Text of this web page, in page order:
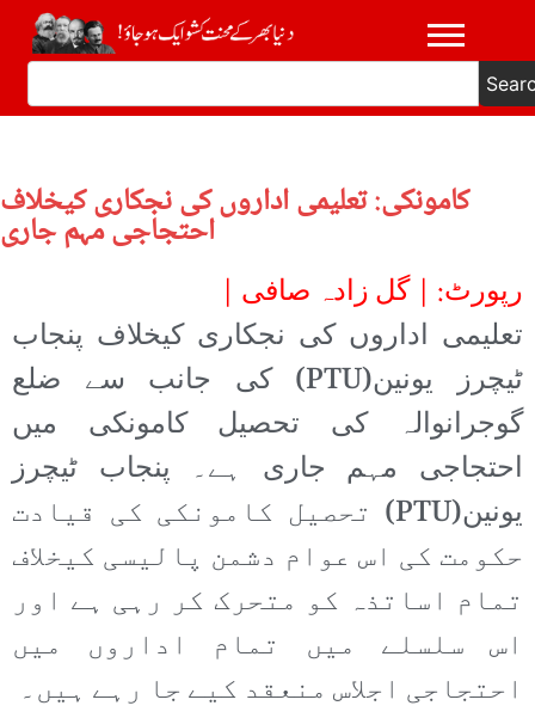
کامونکی: تعلیمی اداروں کی نجکاری کیخلاف
احتجاجی مہم جاری
رپورٹ: | گل زادہ صافی |
تعلیمی اداروں کی نجکاری کیخلاف پنجاب
ٹیچرز یونین(PTU) کی جانب سے ضلع
گوجرانوالہ کی تحصیل کامونکی میں
احتجاجی مہم جاری ہے۔ پنجاب ٹیچرز
یونین(PTU) تحصیل کامونکی کی قیادت
حکومت کی اس عوام دشمن پالیسی کیخلاف
تمام اساتذہ کو متحرک کر رہی ہے اور
اس سلسلے میں تمام اداروں میں
احتجاجی اجلاس منعقد کیے جا رہے ہیں۔